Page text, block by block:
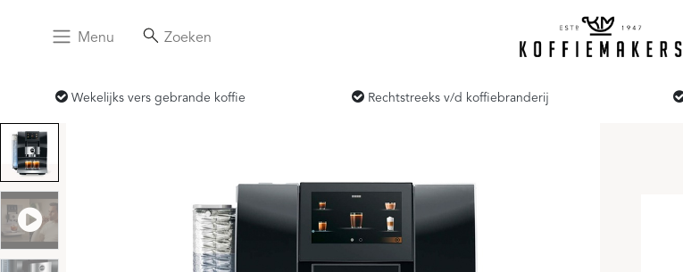
Menu Zoeken
Wekelijks vers gebrande koffie Rechtstreeks v/d koffiebranderij